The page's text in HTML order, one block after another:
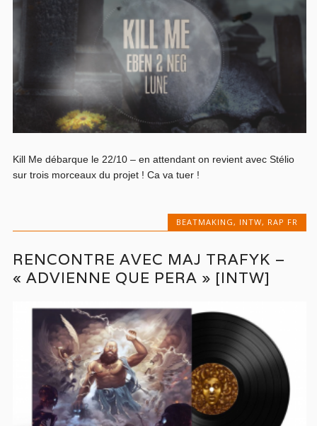
Kill Me débarque le 22/10 – en attendant on revient avec Stélio
sur trois morceaux du projet ! Ca va tuer !
BEATMAKING, INTW, RAP FR
RENCONTRE AVEC MAJ TRAFYK –
« ADVIENNE QUE PERA » [INTW]